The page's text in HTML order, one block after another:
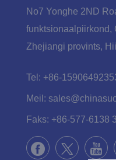
No7 Yonghe 2ND
funktsionaalpiirkond,
Zhejiangi provints,
Tel: +86-
Meil:
Faks: +86-577-6138